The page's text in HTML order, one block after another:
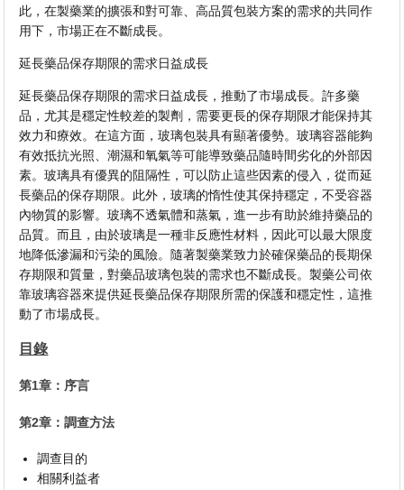
此，在製藥業的擴張和對可靠、高品質包裝方案的需求的共同作
用下，市場正在不斷成長。
延長藥品保存期限的需求日益成長
延長藥品保存期限的需求日益成長，推動了市場成長。許多藥
品，尤其是穩定性較差的製劑，需要更長的保存期限才能保持其
效力和療效。在這方面，玻璃包裝具有顯著優勢。玻璃容器能夠
有效抵抗光照、潮濕和氧氣等可能導致藥品隨時間劣化的外部因
素。玻璃具有優異的阻隔性，可以防止這些因素的侵入，從而延
長藥品的保存期限。此外，玻璃的惰性使其保持穩定，不受容器
內物質的影響。玻璃不透氣體和蒸氣，進一步有助於維持藥品的
品質。而且，由於玻璃是一種非反應性材料，因此可以最大限度
地降低滲漏和污染的風險。隨著製藥業致力於確保藥品的長期保
存期限和質量，對藥品玻璃包裝的需求也不斷成長。製藥公司依
靠玻璃容器來提供延長藥品保存期限所需的保護和穩定性，這推
動了市場成長。
目錄
第1章：序言
第2章：調查方法
調查目的
相關利益者